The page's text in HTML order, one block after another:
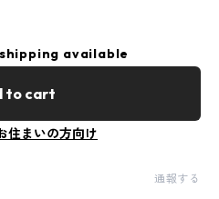
available
to cart
住まいの方向け
通報する